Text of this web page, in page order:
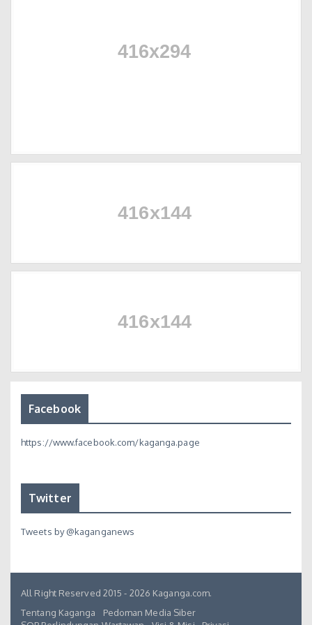
Facebook
https://www.facebook.com/kaganga.page
Twitter
Tweets by @kaganganews
All Right Reserved 2015 - 2026 Kaganga.com.
Tentang Kaganga
Pedoman Media Siber